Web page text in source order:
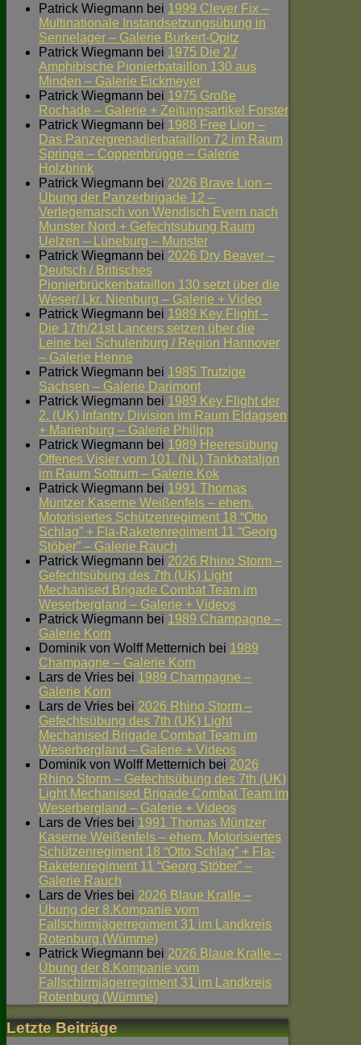
Patrick Wiegmann bei 1999 Clever Fix –
Multinationale Instandsetzungsübung in
Sennelager – Galerie Burkert-Opitz
Patrick Wiegmann bei 1975 Die 2./
Amphibische Pionierbataillon 130 aus
Minden – Galerie Eickmeyer
Patrick Wiegmann bei 1975 Große
Rochade – Galerie + Zeitungsartikel Forster
Patrick Wiegmann bei 1988 Free Lion –
Das Panzergrenadierbataillon 72 im Raum
Springe – Coppenbrügge – Galerie
Holzbrink
Patrick Wiegmann bei 2026 Brave Lion –
Übung der Panzerbrigade 12 –
Verlegemarsch von Wendisch Evern nach
Munster Nord + Gefechtsübung Raum
Uelzen – Lüneburg – Munster
Patrick Wiegmann bei 2026 Dry Beaver –
Deutsch / Britisches
Pionierbrückenbataillon 130 setzt über die
Weser/ Lkr. Nienburg – Galerie + Video
Patrick Wiegmann bei 1989 Key Flight –
Die 17th/21st Lancers setzen über die
Leine bei Schulenburg / Region Hannover
– Galerie Henne
Patrick Wiegmann bei 1985 Trutzige
Sachsen – Galerie Darimont
Patrick Wiegmann bei 1989 Key Flight der
2. (UK) Infantry Division im Raum Eldagsen
+ Marienburg – Galerie Philipp
Patrick Wiegmann bei 1989 Heeresübung
Offenes Visier vom 101. (NL) Tankbataljon
im Raum Sottrum – Galerie Kok
Patrick Wiegmann bei 1991 Thomas
Müntzer Kaserne Weißenfels – ehem.
Motorisiertes Schützenregiment 18 “Otto
Schlag” + Fla-Raketenregiment 11 “Georg
Stöber” – Galerie Rauch
Patrick Wiegmann bei 2026 Rhino Storm –
Gefechtsübung des 7th (UK) Light
Mechanised Brigade Combat Team im
Weserbergland – Galerie + Videos
Patrick Wiegmann bei 1989 Champagne –
Galerie Korn
Dominik von Wolff Metternich bei 1989
Champagne – Galerie Korn
Lars de Vries bei 1989 Champagne –
Galerie Korn
Lars de Vries bei 2026 Rhino Storm –
Gefechtsübung des 7th (UK) Light
Mechanised Brigade Combat Team im
Weserbergland – Galerie + Videos
Dominik von Wolff Metternich bei 2026
Rhino Storm – Gefechtsübung des 7th (UK)
Light Mechanised Brigade Combat Team im
Weserbergland – Galerie + Videos
Lars de Vries bei 1991 Thomas Müntzer
Kaserne Weißenfels – ehem. Motorisiertes
Schützenregiment 18 “Otto Schlag” + Fla-
Raketenregiment 11 “Georg Stöber” –
Galerie Rauch
Lars de Vries bei 2026 Blaue Kralle –
Übung der 8.Kompanie vom
Fallschirmjägerregiment 31 im Landkreis
Rotenburg (Wümme)
Patrick Wiegmann bei 2026 Blaue Kralle –
Übung der 8.Kompanie vom
Fallschirmjägerregiment 31 im Landkreis
Rotenburg (Wümme)
Letzte Beiträge